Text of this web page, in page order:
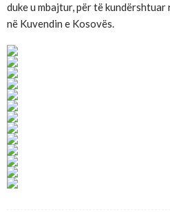
duke u mbajtur, për të
në Kuvendin e Kosovës.